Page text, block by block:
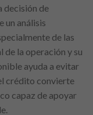
decisión de
un análisis
de las
de la operación y su
ayuda a evitar
crédito convierte
capaz de apoyar